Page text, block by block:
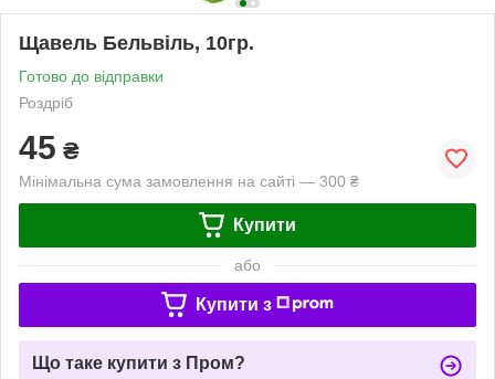
Щавель Бельвіль, 10гр.
Готово до відправки
Роздріб
45 ₴
Мінімальна сума замовлення на сайті — 300 ₴
Купити
або
Купити з
Що таке купити з Пром?